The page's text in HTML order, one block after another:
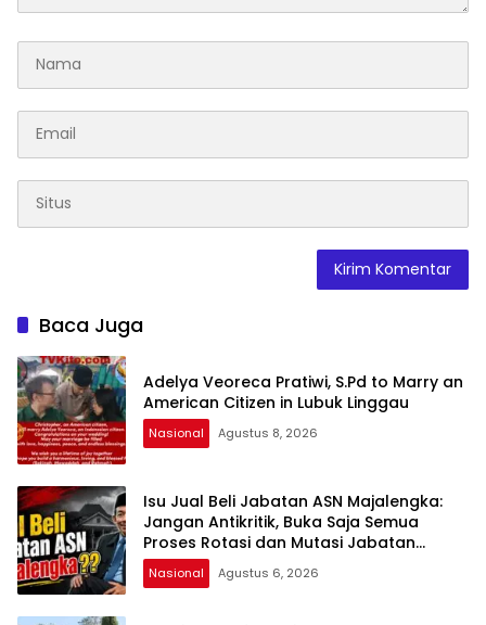
Baca Juga
Adelya Veoreca Pratiwi, S.Pd to Marry an
American Citizen in Lubuk Linggau
Nasional Agustus 8, 2026
Isu Jual Beli Jabatan ASN Majalengka:
Jangan Antikritik, Buka Saja Semua
Proses Rotasi dan Mutasi Jabatan
kepada Publik Oleh: Aceng Syamsul
Hadie, S.Sos., MM. Ketua Dewan Pembina
Nasional Agustus 6, 2026